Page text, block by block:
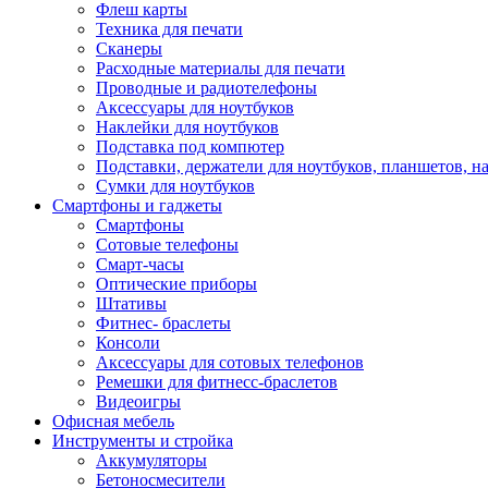
Флеш карты
Техника для печати
Сканеры
Расходные материалы для печати
Проводные и радиотелефоны
Аксессуары для ноутбуков
Наклейки для ноутбуков
Подставка под компютер
Подставки, держатели для ноутбуков, планшетов,
Сумки для ноутбуков
Смартфоны и гаджеты
Смартфоны
Сотовые телефоны
Смарт-часы
Оптические приборы
Штативы
Фитнес- браслеты
Консоли
Аксессуары для сотовых телефонов
Ремешки для фитнесс-браслетов
Видеоигры
Офисная мебель
Инструменты и стройка
Аккумуляторы
Бетоносмесители